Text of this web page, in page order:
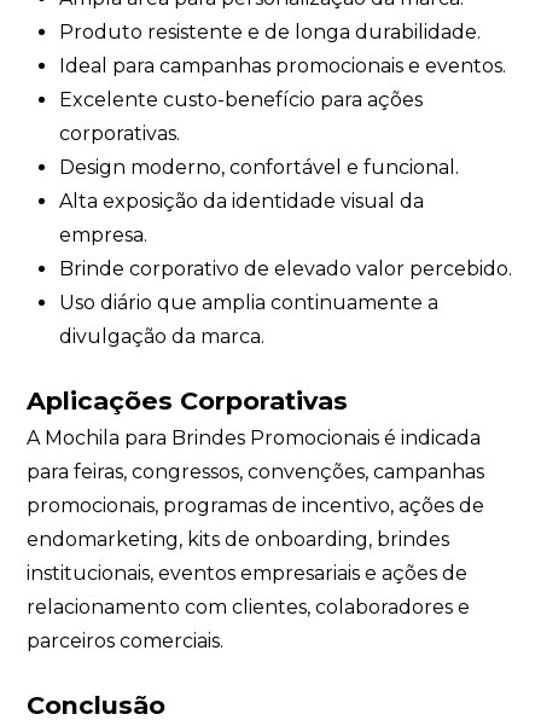
Produto resistente e de longa durabilidade.
Ideal para campanhas promocionais e eventos.
Excelente custo-benefício para ações
corporativas.
Design moderno, confortável e funcional.
Alta exposição da identidade visual da
empresa.
Brinde corporativo de elevado valor percebido.
Uso diário que amplia continuamente a
divulgação da marca.
Aplicações Corporativas
A Mochila para Brindes Promocionais é indicada
para feiras, congressos, convenções, campanhas
promocionais, programas de incentivo, ações de
endomarketing, kits de onboarding, brindes
institucionais, eventos empresariais e ações de
relacionamento com clientes, colaboradores e
parceiros comerciais.
Conclusão